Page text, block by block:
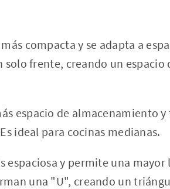
compacta y se adapta a
frente, creando un espacio
espacio de almacenamiento
ideal para cocinas medianas.
espaciosa y permite una
una "U", creando un